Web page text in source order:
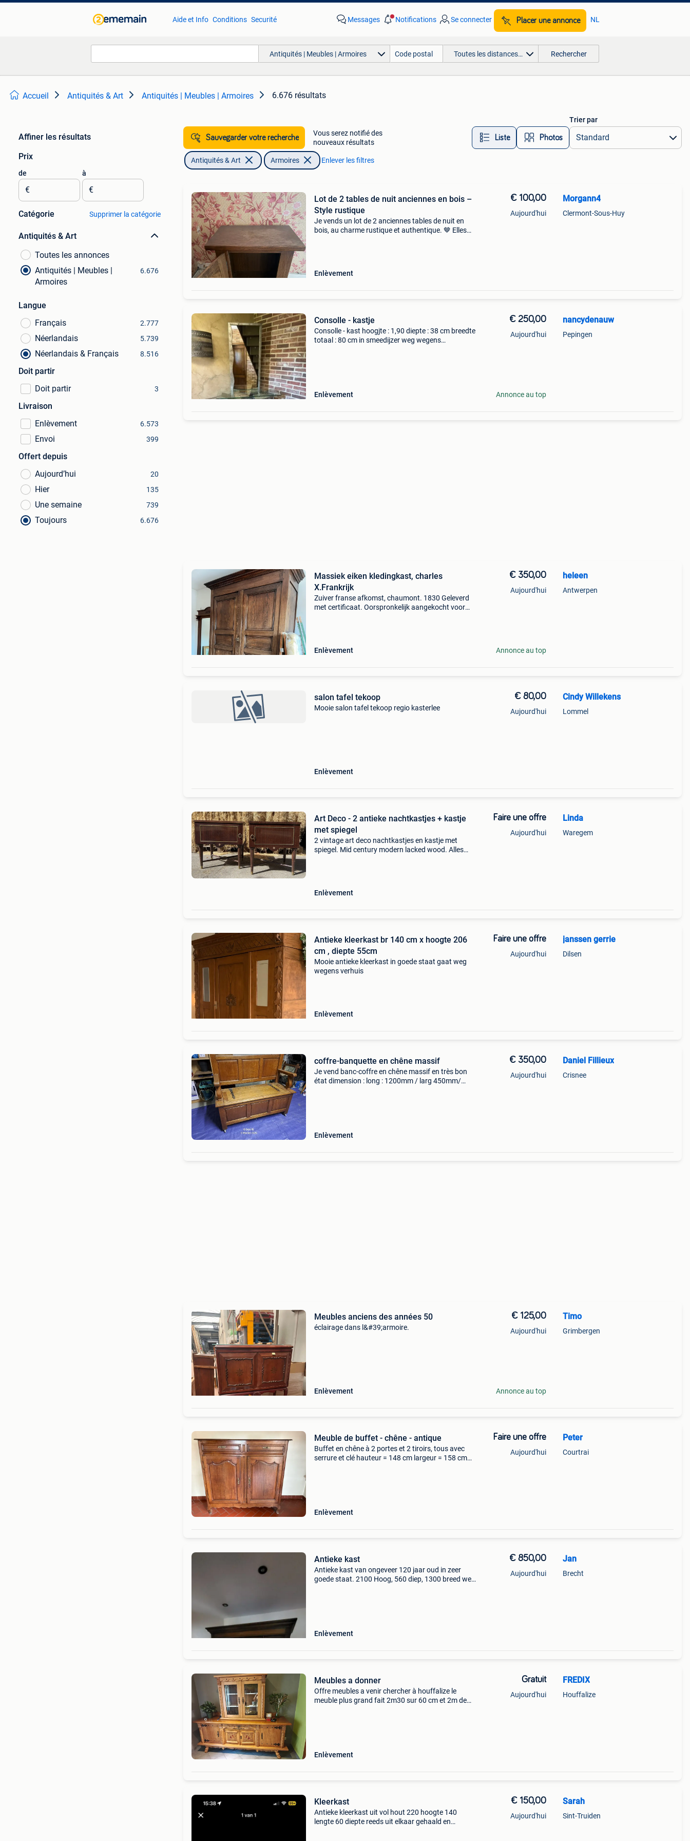
Aide et Info Conditions Securité Messages Notifications Se connecter Placer une annonce NL
Antiquités | Meubles | Armoires Toutes les distances… Rechercher
Accueil Antiquités & Art Antiquités | Meubles | Armoires 6.676 résultats
Affiner les résultats
Prix
de
€
à
€
Catégorie Supprimer la catégorie
Antiquités & Art
Toutes les annonces
Antiquités | Meubles |
Armoires
6.676
Langue
Français
2.777
Néerlandais 5.739
Néerlandais & Français 8.516
Doit partir
Doit partir
3
Livraison
Enlèvement
6.573
Envoi 399
Offert depuis
Aujourd’hui
20
Hier 135
Une semaine 739
Toujours 6.676
Sauvegarder votre recherche
Vous serez notifié des
nouveaux résultats
Liste Photos
Trier par
Antiquités & Art Armoires Enlever les filtres
Lot de 2 tables de nuit anciennes en bois –
Style rustique
Je vends un lot de 2 anciennes tables de nuit en
bois, au charme rustique et authentique. 🤎 Elles
Enlèvement
€ 100,00
Aujourd'hui
Morgann4
Clermont-Sous-Huy
Consolle - kastje
Consolle - kast hoogjte : 1,90 diepte : 38 cm breedte
totaal : 80 cm in smeedijzer weg wegens
Enlèvement
€ 250,00
Aujourd'hui
Annonce au top
nancydenauw
Pepingen
Massiek eiken kledingkast, charles
X.Frankrijk
Zuiver franse afkomst, chaumont. 1830 Geleverd
met certificaat. Oorspronkelijk aangekocht voor
Enlèvement
€ 350,00
Aujourd'hui
Annonce au top
heleen
Antwerpen
salon tafel tekoop
Mooie salon tafel tekoop regio kasterlee
Enlèvement
€ 80,00
Aujourd'hui
Cindy Willekens
Lommel
Art Deco - 2 antieke nachtkastjes + kastje
met spiegel
2 vintage art deco nachtkastjes en kastje met
spiegel. Mid century modern lacked wood. Alles
Enlèvement
Faire une offre
Aujourd'hui
Linda
Waregem
Antieke kleerkast br 140 cm x hoogte 206
cm , diepte 55cm
Mooie antieke kleerkast in goede staat gaat weg
wegens verhuis
Enlèvement
Faire une offre
Aujourd'hui
janssen gerrie
Dilsen
coffre-banquette en chêne massif
Je vend banc-coffre en chêne massif en très bon
état dimension : long : 1200mm / larg 450mm/
Enlèvement
€ 350,00
Aujourd'hui
Daniel Fillieux
Crisnee
Meubles anciens des années 50
éclairage dans l&#39;armoire.
Enlèvement
€ 125,00
Aujourd'hui
Annonce au top
Timo
Grimbergen
Meuble de buffet - chêne - antique
Buffet en chêne à 2 portes et 2 tiroirs, tous avec
serrure et clé hauteur = 148 cm largeur = 158 cm
Enlèvement
Faire une offre
Aujourd'hui
Peter
Courtrai
Antieke kast
Antieke kast van ongeveer 120 jaar oud in zeer
goede staat. 2100 Hoog, 560 diep, 1300 breed weg
Enlèvement
€ 850,00
Aujourd'hui
Jan
Brecht
Meubles a donner
Offre meubles a venir chercher à houffalize le
meuble plus grand fait 2m30 sur 60 cm et 2m de
Enlèvement
Gratuit
Aujourd'hui
FREDIX
Houffalize
Kleerkast
Antieke kleerkast uit vol hout 220 hoogte 140
lengte 60 diepte reeds uit elkaar gehaald en
€ 150,00
Aujourd'hui
Sarah
Sint-Truiden